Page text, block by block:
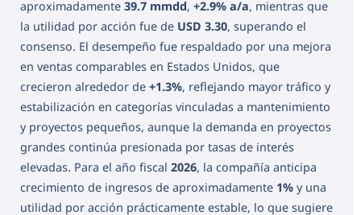
aproximadamente 39.7 mmdd, +2.9% a/a, mientras que
la utilidad por acción fue de USD 3.30, superando el
consenso. El desempeño fue respaldado por una mejora
en ventas comparables en Estados Unidos, que
crecieron alrededor de +1.3%, reflejando mayor tráfico y
estabilización en categorías vinculadas a mantenimiento
y proyectos pequeños, aunque la demanda en proyectos
grandes continúa presionada por tasas de interés
elevadas. Para el año fiscal 2026, la compañía anticipa
crecimiento de ingresos de aproximadamente 1% y una
utilidad por acción prácticamente estable, lo que sugiere